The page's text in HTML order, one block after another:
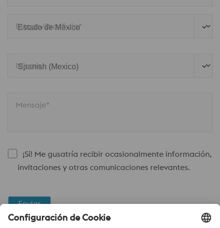
Estado/Provincia*
Idioma
Mensaje*
¡Sí! Me gusatría recibir ocasionalmente información,
invitaciones y otras comunicaciones relevantes.
Enviar
Verificación Anti-Robot